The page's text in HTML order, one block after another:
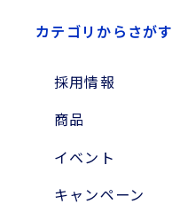
2025年
2024年
2023年
2010年
2004年
カテゴリからさがす
採用情報
商品
イベント
キャンペーン